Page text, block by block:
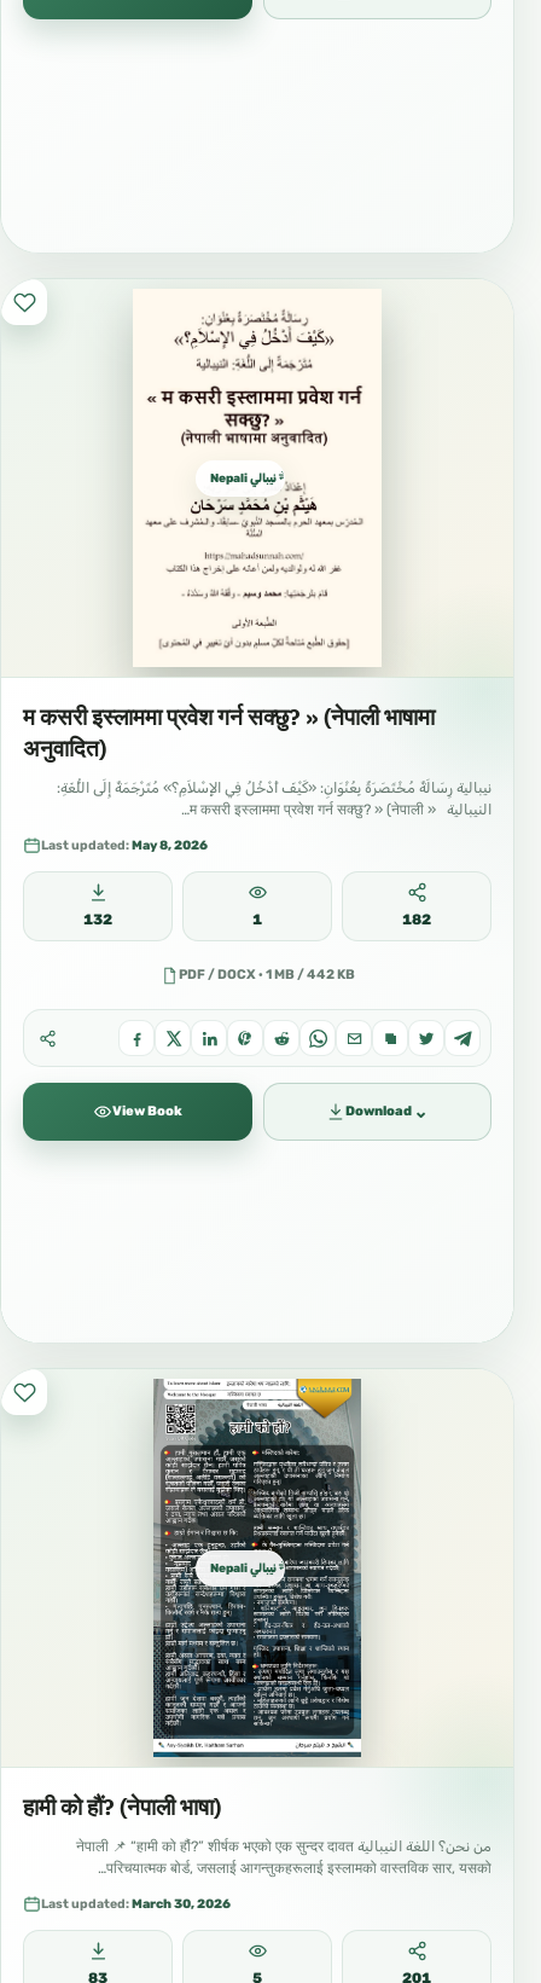
Nepali نيبالي नेपाली
म कसरी इस्लाममा प्रवेश गर्न सक्छु? » (नेपाली भाषामा
अनुवादित)
نيبالية رِسَالَةٌ مُخْتَصَرَةٌ بِعُنْوَانِ: «كَيْفَ أَدْخُلُ فِي الإِسْلاَمِ؟» مُتَرْجَمَةٌ إِلَى اللُّغَةِ:
النيبالية « म कसरी इस्लाममा प्रवेश गर्न सक्छु? » (नेपाली…
Last updated:May 8, 2026
132 1 182
PDF / DOCX · 1 MB / 442 KB
View Book Download ⌄
Nepali نيبالي नेपाली
हामी को हौं? (नेपाली भाषा)
من نحن؟ اللغة النيبالية नेपाली 📌 “हामी को हौं?” शीर्षक भएको एक सुन्दर दावत
परिचयात्मक बोर्ड, जसलाई आगन्तुकहरूलाई इस्लामको वास्तविक सार, यसको…
Last updated:March 30, 2026
83 5 201